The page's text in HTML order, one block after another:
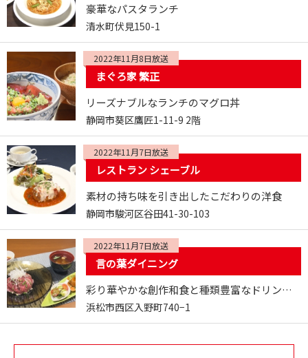
豪華なパスタランチ
清水町伏見150-1
2022年11月8日放送
まぐろ家 繁正
リーズナブルなランチのマグロ丼
静岡市葵区鷹匠1-11-9 2階
2022年11月7日放送
レストラン シェーブル
素材の持ち味を引き出したこだわりの洋食
静岡市駿河区谷田41-30-103
2022年11月7日放送
言の葉ダイニング
彩り華やかな創作和食と種類豊富なドリンクバー
浜松市西区入野町740−1